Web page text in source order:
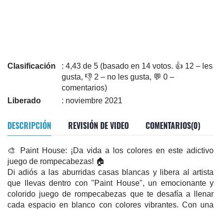
Clasificación
: 4,43 de 5 (basado en 14 votos. 👍 12 – les
gusta, 👎 2 – no les gusta, 💬 0 –
comentarios)
Liberado
: noviembre 2021
DESCRIPCIÓN REVISIÓN DE VIDEO COMENTARIOS(0)
🎨 Paint House: ¡Da vida a los colores en este adictivo
juego de rompecabezas! 🏠
Di adiós a las aburridas casas blancas y libera al artista
que llevas dentro con "Paint House", un emocionante y
colorido juego de rompecabezas que te desafía a llenar
cada espacio en blanco con colores vibrantes. Con una